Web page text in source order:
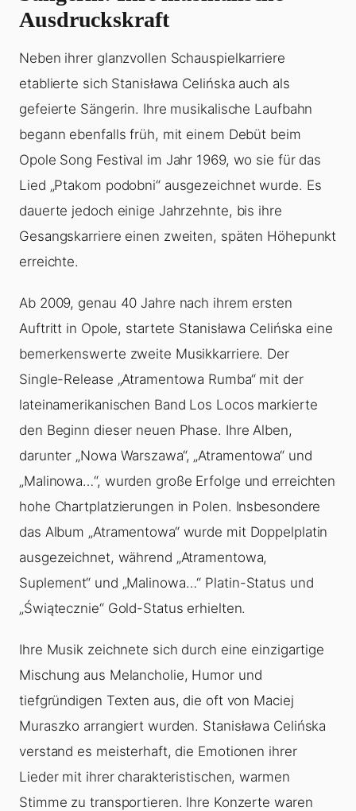
Ausdruckskraft
Neben ihrer glanzvollen Schauspielkarriere
etablierte sich Stanisława Celińska auch als
gefeierte Sängerin. Ihre musikalische Laufbahn
begann ebenfalls früh, mit einem Debüt beim
Opole Song Festival im Jahr 1969, wo sie für das
Lied „Ptakom podobni“ ausgezeichnet wurde. Es
dauerte jedoch einige Jahrzehnte, bis ihre
Gesangskarriere einen zweiten, späten Höhepunkt
erreichte.
Ab 2009, genau 40 Jahre nach ihrem ersten
Auftritt in Opole, startete Stanisława Celińska eine
bemerkenswerte zweite Musikkarriere. Der
Single-Release „Atramentowa Rumba“ mit der
lateinamerikanischen Band Los Locos markierte
den Beginn dieser neuen Phase. Ihre Alben,
darunter „Nowa Warszawa“, „Atramentowa“ und
„Malinowa…“, wurden große Erfolge und erreichten
hohe Chartplatzierungen in Polen. Insbesondere
das Album „Atramentowa“ wurde mit Doppelplatin
ausgezeichnet, während „Atramentowa,
Suplement“ und „Malinowa…“ Platin-Status und
„Świątecznie“ Gold-Status erhielten.
Ihre Musik zeichnete sich durch eine einzigartige
Mischung aus Melancholie, Humor und
tiefgründigen Texten aus, die oft von Maciej
Muraszko arrangiert wurden. Stanisława Celińska
verstand es meisterhaft, die Emotionen ihrer
Lieder mit ihrer charakteristischen, warmen
Stimme zu transportieren. Ihre Konzerte waren